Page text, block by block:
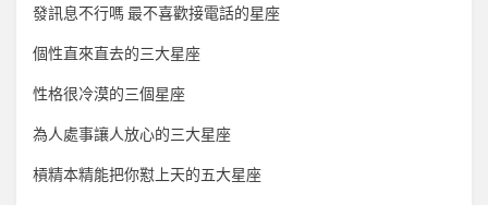
發訊息不行嗎 最不喜歡接電話的星座
個性直來直去的三大星座
性格很冷漠的三個星座
為人處事讓人放心的三大星座
槓精本精能把你懟上天的五大星座